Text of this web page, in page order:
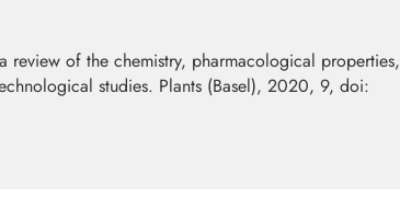
of the chemistry, pharmacological properties,
studies. Plants (Basel), 2020, 9, doi: